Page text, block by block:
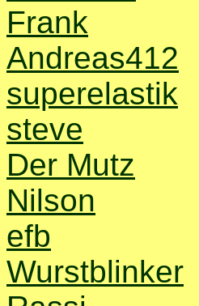
Frank
Andreas412
superelastik
steve
Der Mutz
Nilson
efb
Wurstblinker